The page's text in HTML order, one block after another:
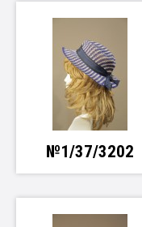
№1/37/3202